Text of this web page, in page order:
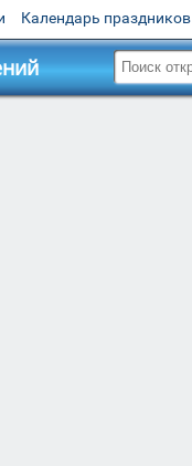
Календарь праздников